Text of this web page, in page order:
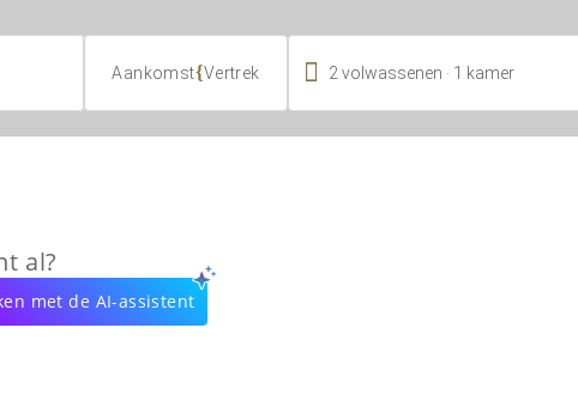
Aankomst{Vertrek  2 volwassenen 1 kamer
al?
met de AI-assistent